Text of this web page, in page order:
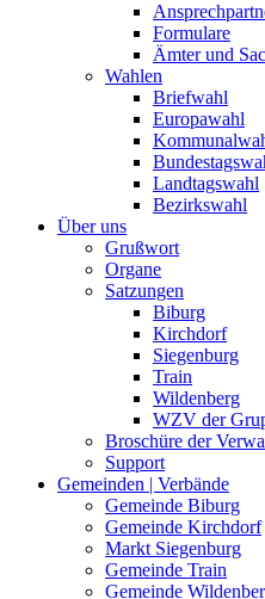
Formulare
Ämter und
Wahlen
Briefwahl
Europawahl
Landtagswahl
Bezirkswahl
Über uns
Grußwort
Organe
Satzungen
Biburg
Kirchdorf
Siegenburg
Train
Wildenberg
WZV der
Broschüre der
Support
Gemeinden | Verbände
Gemeinde Biburg
Gemeinde Kirchdorf
Markt Siegenburg
Gemeinde Train
Gemeinde